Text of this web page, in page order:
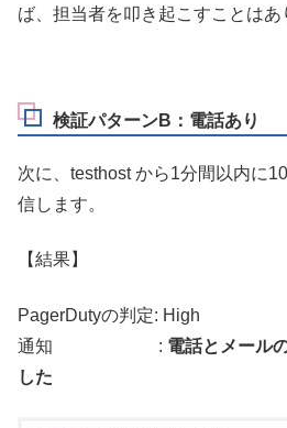
ば、担当者を叩き起こすことはあ
検証パターンB：電話あり
次に、testhost から1分間以内に
信します。
【結果】
PagerDutyの判定: High
通知 : 電話とメール
した